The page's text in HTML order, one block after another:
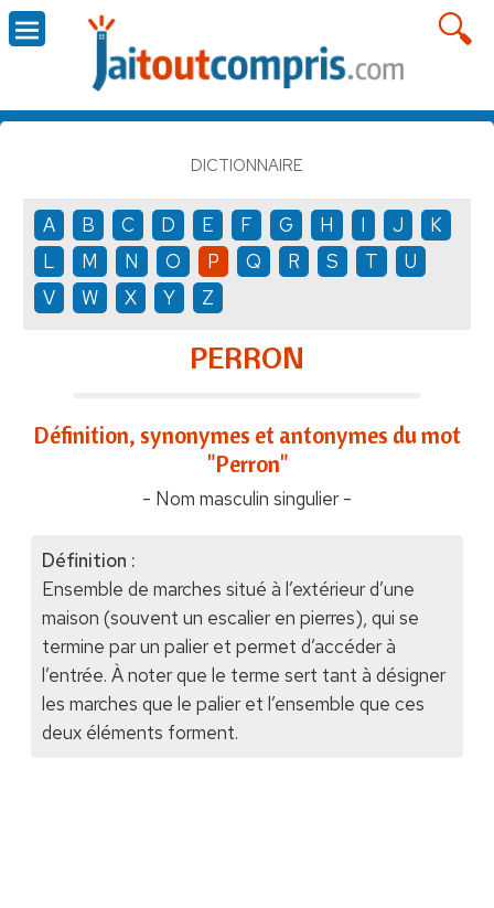
DICTIONNAIRE
A B C D E F G H I J
K
L
M N O P Q R S T
U
V
W X Y Z
PERRON
Définition, synonymes et antonymes du mot
"Perron"
- Nom masculin singulier -
Définition :
Ensemble de marches situé à l’extérieur d’une
maison (souvent un escalier en pierres), qui se
termine par un palier et permet d’accéder à
l’entrée. À noter que le terme sert tant à désigner
les marches que le palier et l’ensemble que ces
deux éléments forment.